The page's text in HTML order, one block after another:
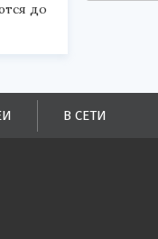
до
В СЕТИ